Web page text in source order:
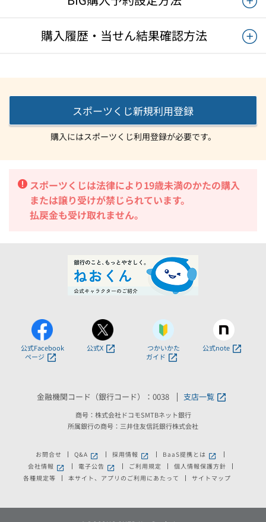
購入履歴・当せん結果確認方法
スポーツくじ新規利用登録
購入にはスポーツくじ利用登録が必要です。
スポーツくじは法律により19歳未満のかたの購入
または譲り受けが禁じられています。
払戻金も受け取れません。
公式Facebook
ページ
公式X
つかいかた
ガイド
公式note
金融機関コード（銀行コード）：0038 支店一覧
商号：株式会社ドコモSMTBネット銀行
所属銀行の商号：三井住友信託銀行株式会社
お問合せ Q&A 新しいウィンドウで開きます。
採用情報 新しいウィンドウで開きます。
BaaS提携とは 新しいウィンドウ
会社情報新しいウィンドウで開きます。
電子公告新しいウィンドウで開きます。
ご利用規定
個人情報保護方針
各種規定等
本サイト、アプリのご利用にあたって サイトマップ